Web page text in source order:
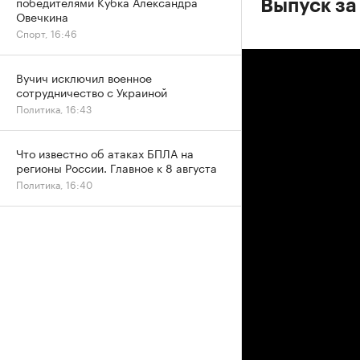
Выпуск
Овечкина
Спорт, 16:46
Вучич исключил военное
сотрудничество с Украиной
Политика, 16:43
Что известно об атаках БПЛА на
регионы России. Главное к 8 августа
Политика, 16:40